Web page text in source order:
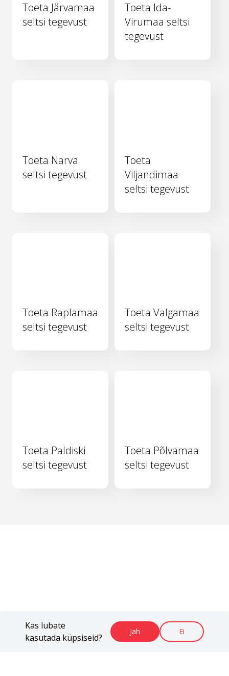
Kas lubate
kasutada küpsiseid?
Jah Ei
Toeta Järvamaa
seltsi tegevust
Toeta Ida-
Virumaa seltsi
tegevust
Toeta Narva
seltsi tegevust
Toeta
Viljandimaa
seltsi tegevust
Toeta Raplamaa
seltsi tegevust
Toeta Valgamaa
seltsi tegevust
Toeta Paldiski
seltsi tegevust
Toeta Põlvamaa
seltsi tegevust